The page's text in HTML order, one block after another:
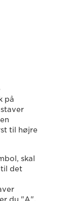
på
til højre
skal
det